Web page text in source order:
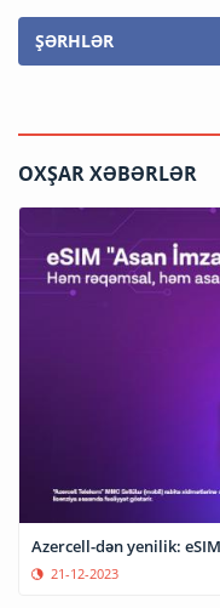
ŞƏRHLƏR
OXŞAR XƏBƏRLƏR
Azercell-dən yenilik:
21-12-2023